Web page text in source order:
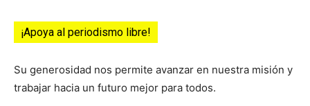
¡Apoya al periodismo libre!
Su generosidad nos permite avanzar en nuestra misión y
trabajar hacia un futuro mejor para todos.